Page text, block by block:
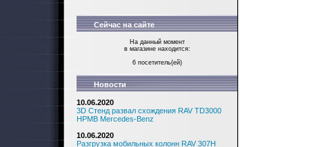
Сейчас на сайте
На данный момент
в магазине находится:
6 посетитель(ей)
Новости
10.06.2020
3D Стенд развал схождения RAV TD3000
HPMB Mercedes-Benz
10.06.2020
Разгрузка мобильных колонн RAV 307H